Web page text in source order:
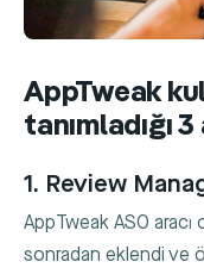
AppTweak
tanımladığı
1. Review
AppTweak ASO
sonradan eklendi ve